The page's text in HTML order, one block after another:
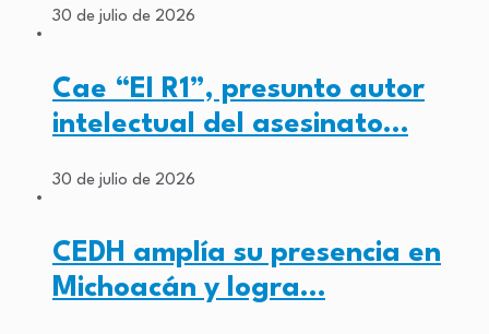
30 de julio de 2026
Cae “El R1”, presunto autor
intelectual del asesinato…
30 de julio de 2026
CEDH amplía su presencia en
Michoacán y logra…